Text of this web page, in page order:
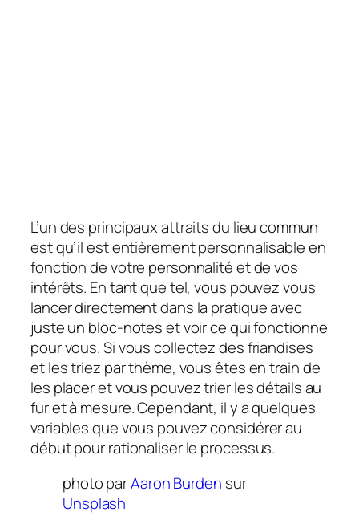
L’un des principaux attraits du lieu commun
est qu’il est entièrement personnalisable en
fonction de votre personnalité et de vos
intérêts. En tant que tel, vous pouvez vous
lancer directement dans la pratique avec
juste un bloc-notes et voir ce qui fonctionne
pour vous. Si vous collectez des friandises
et les triez par thème, vous êtes en train de
les placer et vous pouvez trier les détails au
fur et à mesure. Cependant, il y a quelques
variables que vous pouvez considérer au
début pour rationaliser le processus.
photo parAaron Burden sur
Unsplash